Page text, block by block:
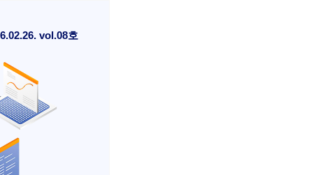
vol.08호